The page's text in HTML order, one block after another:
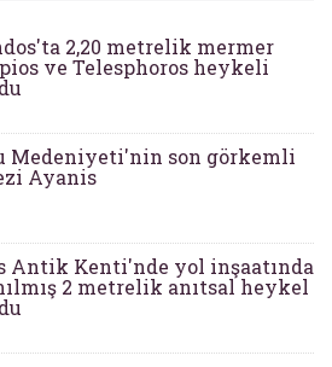
2,20 metrelik mermer
ve Telesphoros heykeli
Medeniyeti'nin son görkemli
Ayanis
Antik Kenti'nde yol inşaatında
2 metrelik anıtsal heykel